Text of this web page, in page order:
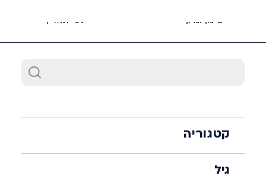
סינון ומיון לפי תאריך
קטגוריה
גיל